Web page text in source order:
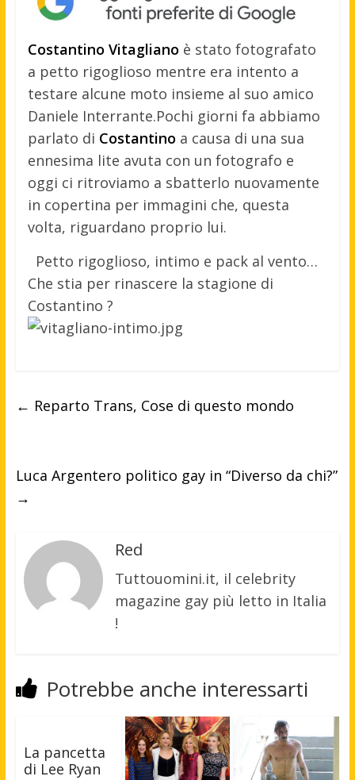
Costantino Vitagliano è stato fotografato
a petto rigoglioso mentre era intento a
testare alcune moto insieme al suo amico
Daniele Interrante.Pochi giorni fa abbiamo
parlato di Costantino a causa di una sua
ennesima lite avuta con un fotografo e
oggi ci ritroviamo a sbatterlo nuovamente
in copertina per immagini che, questa
volta, riguardano proprio lui.
Petto rigoglioso, intimo e pack al vento…
Che stia per rinascere la stagione di
Costantino ?
← Reparto Trans, Cose di questo mondo
Luca Argentero politico gay in “Diverso da chi?”
→
Red
Tuttouomini.it, il celebrity
magazine gay più letto in Italia
!
Potrebbe anche interessarti
La pancetta
di Lee Ryan